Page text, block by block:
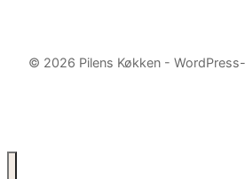
© 2026 Pilens Køkken -